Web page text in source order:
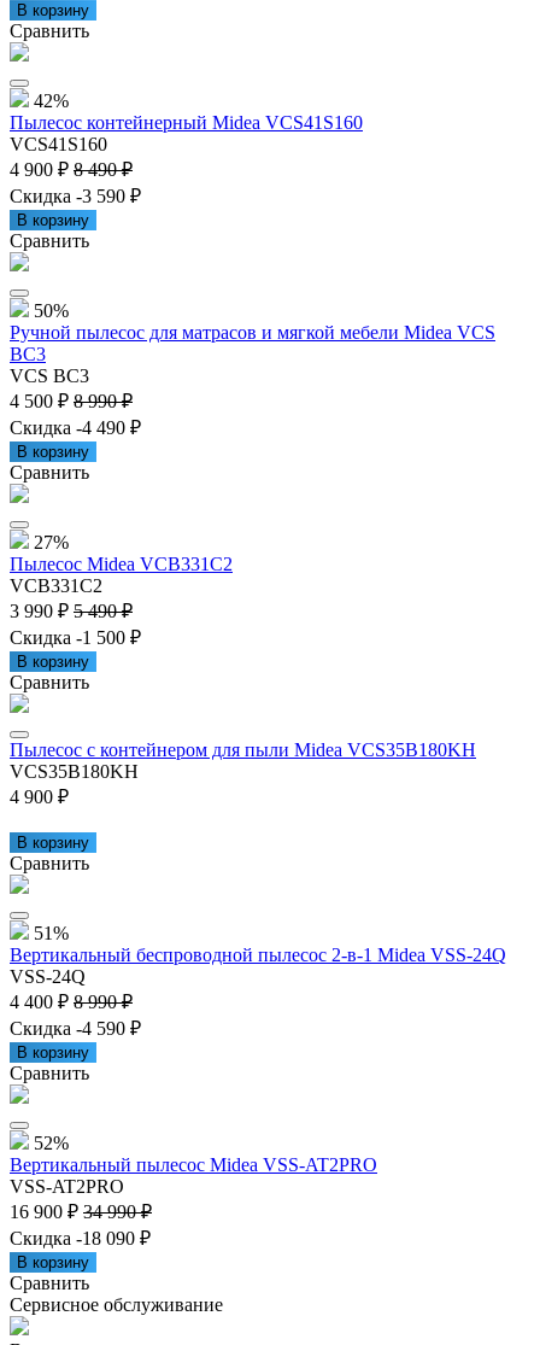
В корзину
Сравнить
42%
Пылесос контейнерный Midea VCS41S160
VCS41S160
4 900 ₽ 8 490 ₽
Скидка -3 590 ₽
В корзину
Сравнить
50%
Ручной пылесос для матрасов и мягкой мебели Midea VCS
BC3
VCS BC3
4 500 ₽ 8 990 ₽
Скидка -4 490 ₽
В корзину
Сравнить
27%
Пылесос Midea VCB331C2
VCB331C2
3 990 ₽ 5 490 ₽
Скидка -1 500 ₽
В корзину
Сравнить
Пылесос с контейнером для пыли Midea VCS35B180KH
VCS35B180KH
4 900 ₽
В корзину
Сравнить
51%
Вертикальный беспроводной пылесос 2-в-1 Midea VSS-24Q
VSS-24Q
4 400 ₽ 8 990 ₽
Скидка -4 590 ₽
В корзину
Сравнить
52%
Вертикальный пылесос Midea VSS-AT2PRO
VSS-AT2PRO
16 900 ₽ 34 990 ₽
Скидка -18 090 ₽
В корзину
Сравнить
Сервисное обслуживание